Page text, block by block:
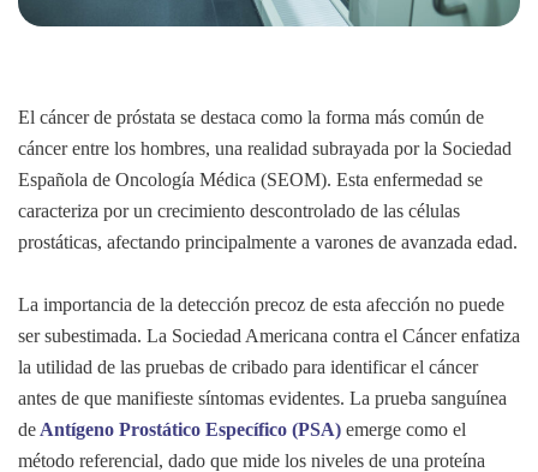
El cáncer de próstata se destaca como la forma más común de
cáncer entre los hombres, una realidad subrayada por la Sociedad
Española de Oncología Médica (SEOM). Esta enfermedad se
caracteriza por un crecimiento descontrolado de las células
prostáticas, afectando principalmente a varones de avanzada edad.
La importancia de la detección precoz de esta afección no puede
ser subestimada. La Sociedad Americana contra el Cáncer enfatiza
la utilidad de las pruebas de cribado para identificar el cáncer
antes de que manifieste síntomas evidentes. La prueba sanguínea
de Antígeno Prostático Específico (PSA) emerge como el
método referencial, dado que mide los niveles de una proteína